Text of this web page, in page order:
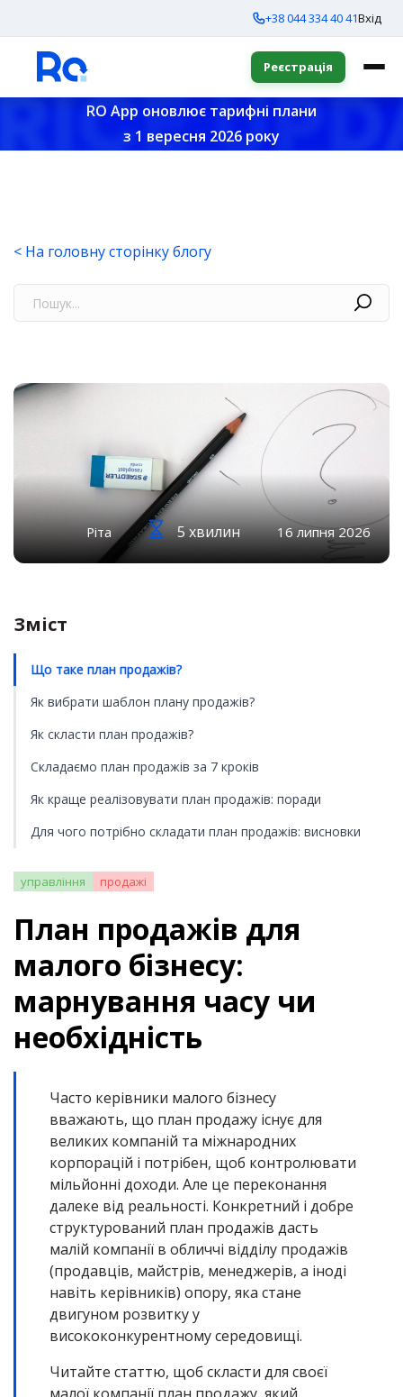
+38 044 334 40 41Вхід
Реєстрація
RO App оновлює тарифні плани
з 1 вересня 2026 року
< На головну сторінку блогу
Ріта 5 хвилин 16 липня 2026
Зміст
Що таке план продажів?
Як вибрати шаблон плану продажів?
Як скласти план продажів?
Складаємо план продажів за 7 кроків
Як краще реалізовувати план продажів: поради
Для чого потрібно складати план продажів: висновки
управління продажі
План продажів для
малого бізнесу:
марнування часу чи
необхідність
Часто керівники малого бізнесу
вважають, що план продажу існує для
великих компаній та міжнародних
корпорацій і потрібен, щоб контролювати
мільйонні доходи. Але це переконання
далеке від реальності. Конкретний і добре
структурований план продажів дасть
малій компанії в обличчі відділу продажів
(продавців, майстрів, менеджерів, а іноді
навіть керівників) опору, яка стане
двигуном розвитку у
висококонкурентному середовищі.
Читайте статтю, щоб скласти для своєї